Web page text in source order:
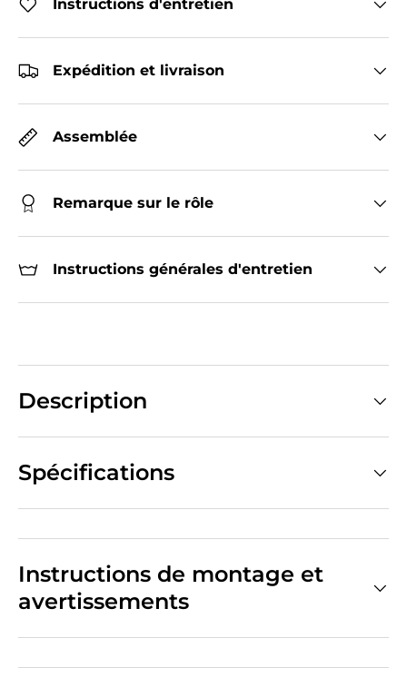
Instructions d'entretien
Expédition et livraison
Assemblée
Remarque sur le rôle
Instructions générales d'entretien
Description
Spécifications
Instructions de montage et
avertissements